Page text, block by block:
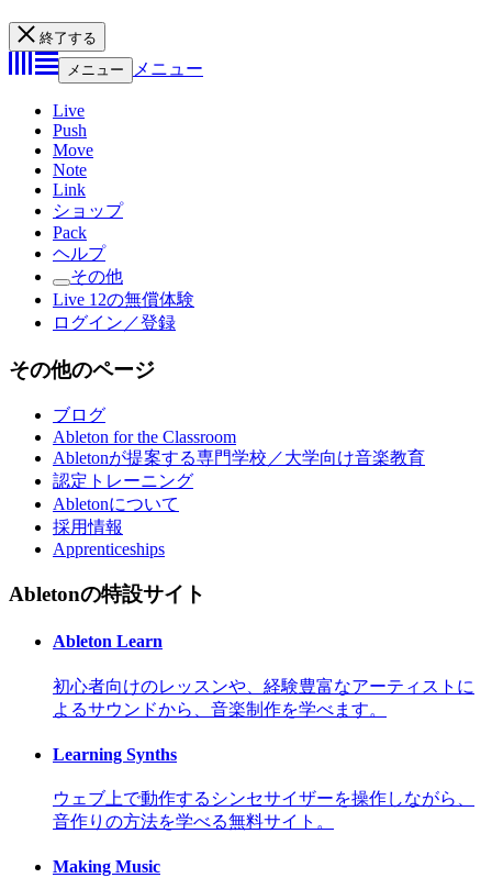
終了する
メニュー
メニュー
Live
Push
Move
Note
Link
ショップ
Pack
ヘルプ
その他
Live 12の無償体験
ログイン／登録
その他のページ
ブログ
Ableton for the Classroom
Abletonが提案する専門学校／大学向け音楽教育
認定トレーニング
Abletonについて
採用情報
Apprenticeships
Abletonの特設サイト
Ableton Learn
初心者向けのレッスンや、経験豊富なアーティストに
よるサウンドから、音楽制作を学べます。
Learning Synths
ウェブ上で動作するシンセサイザーを操作しながら、
音作りの方法を学べる無料サイト。
Making Music